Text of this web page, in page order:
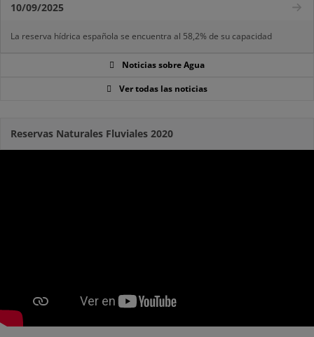
10/09/2025
La reserva hídrica española se encuentra al 58,2% de su capacidad
Noticias sobre Agua
Ver todas las noticias
Reservas Naturales Fluviales 2020